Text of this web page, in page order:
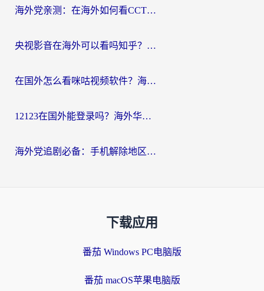
海外党亲测：在海外如何看CCTV？告别“仅限大陆播放”的实用指南
央视影音在海外可以看吗知乎？留学生亲测：3步解决地域限制+追剧自由
在国外怎么看咪咕视频软件？海外党亲测有效的回国加速方案
12123在国外能登录吗？海外华人必看的回国加速实用指南
海外党追剧必备：手机解除地区限制app怎么选？解决央视视频&国内剧地区限制全指南
下载应用
番茄 Windows PC电脑版
番茄 macOS苹果电脑版